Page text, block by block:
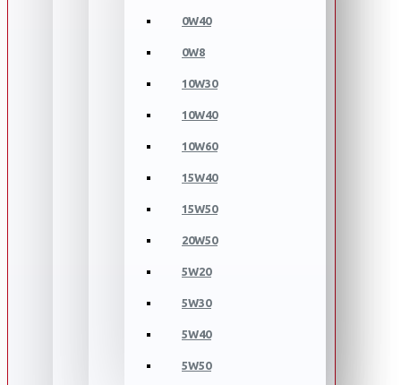
0W40
0W8
10W30
10W40
10W60
15W40
15W50
20W50
5W20
5W30
5W40
5W50